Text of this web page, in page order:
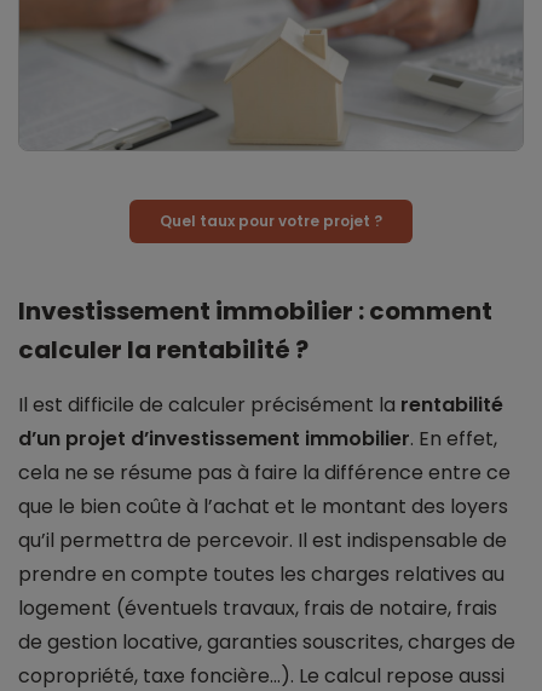
Quel taux pour votre projet ?
Investissement immobilier : comment
calculer la rentabilité ?
Il est difficile de calculer précisément la rentabilité
d’un projet d’investissement immobilier. En effet,
cela ne se résume pas à faire la différence entre ce
que le bien coûte à l’achat et le montant des loyers
qu’il permettra de percevoir. Il est indispensable de
prendre en compte toutes les charges relatives au
logement (éventuels travaux, frais de notaire, frais
de gestion locative, garanties souscrites, charges de
copropriété, taxe foncière…). Le calcul repose aussi